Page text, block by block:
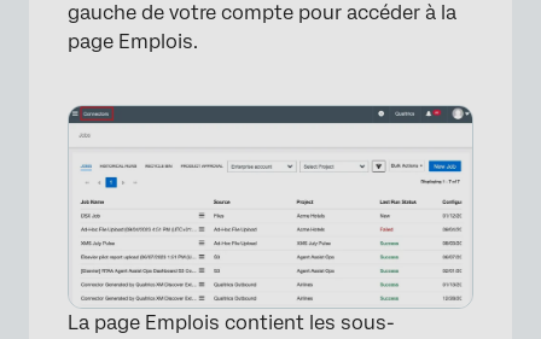
Statut de l’emploi
gauche de votre compte pour accéder à la
page Emplois.
La page Emplois contient les sous-